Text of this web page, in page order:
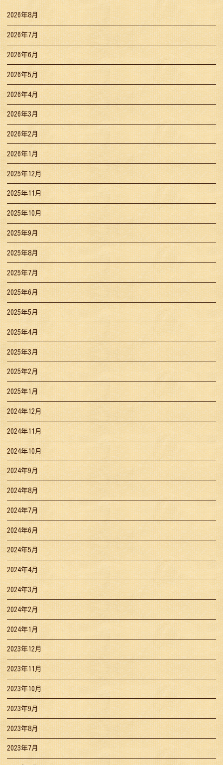
2026年8月
2026年7月
2026年6月
2026年5月
2026年4月
2026年3月
2026年2月
2026年1月
2025年12月
2025年11月
2025年10月
2025年9月
2025年8月
2025年7月
2025年6月
2025年5月
2025年4月
2025年3月
2025年2月
2025年1月
2024年12月
2024年11月
2024年10月
2024年9月
2024年8月
2024年7月
2024年6月
2024年5月
2024年4月
2024年3月
2024年2月
2024年1月
2023年12月
2023年11月
2023年10月
2023年9月
2023年8月
2023年7月